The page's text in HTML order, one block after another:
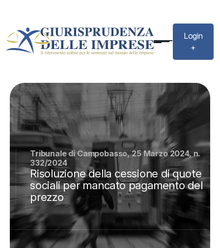
Login
+
Tribunale di Campobasso, 25 Marzo 2024, n.
332/2024
Risoluzione della cessione di quote
sociali per mancato pagamento del
prezzo